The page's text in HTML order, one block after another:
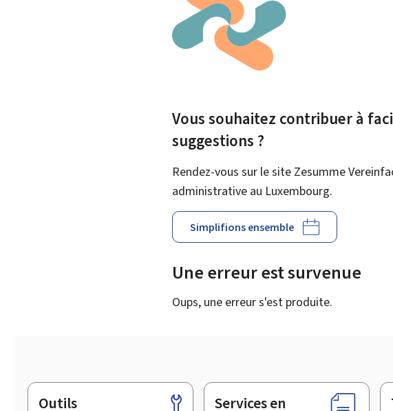
Vous souhaitez contribuer à
suggestions ?
Rendez-vous sur le site Zesumme
administrative au Luxembourg.
Simplifions ensemble
Une erreur est survenue
Oups, une erreur s'est produite.
Outils Services en